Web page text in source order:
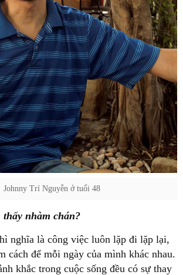
Johnny Trí Nguyễn ở tuổi 48
nhàm chán?
nghĩa là công việc luôn lặp đi lặp lại,
cách để mỗi ngày của mình khác nhau.
khắc trong cuộc sống đều có sự thay